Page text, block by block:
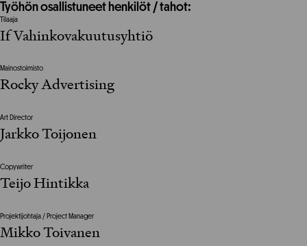
Työhön osallistuneet henkilöt / tahot:
Tilaaja
If Vahinkovakuutusyhtiö
Mainostoimisto
Rocky Advertising
Art Director
Jarkko Toijonen
Copywriter
Teijo Hintikka
Projektijohtaja / Project Manager
Mikko Toivanen